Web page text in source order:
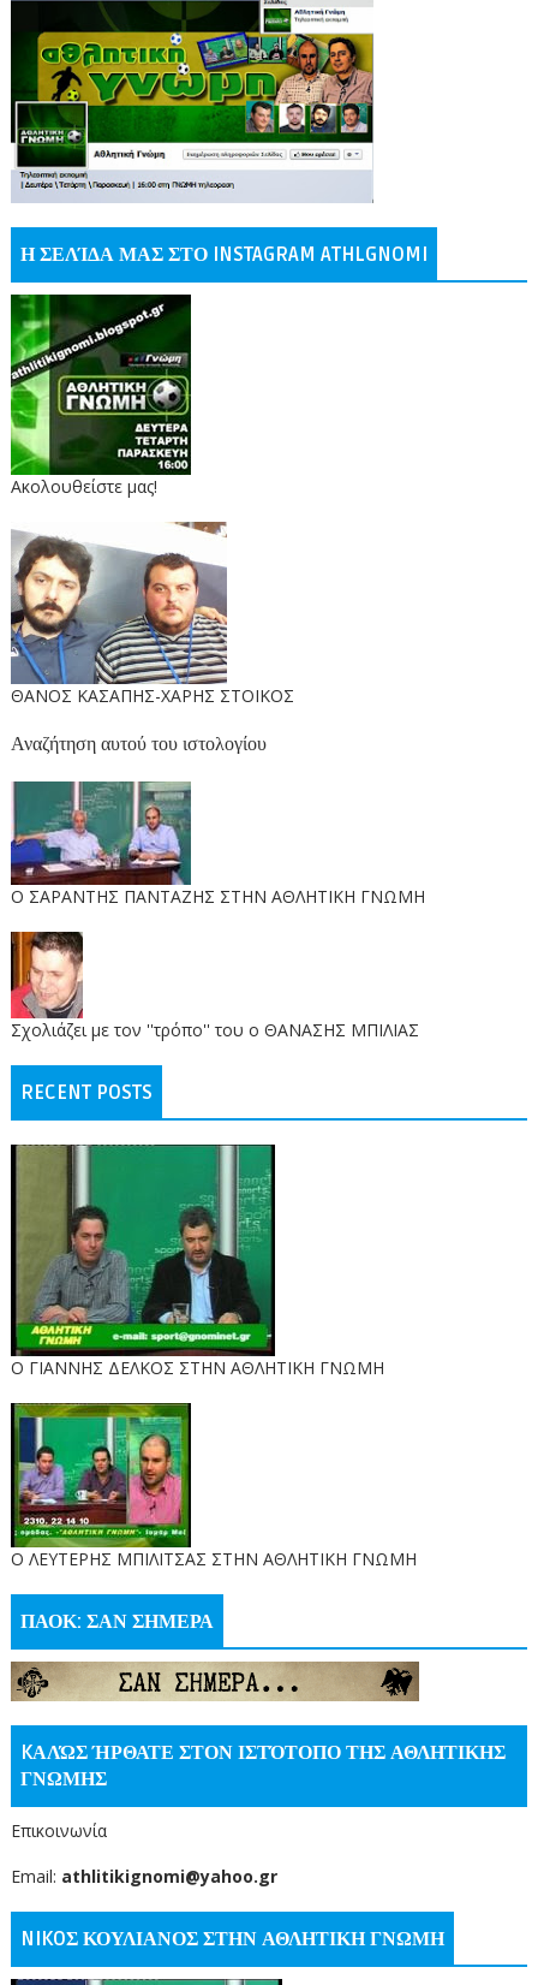
Η ΣΕΛΊΔΑ ΜΑΣ ΣΤΟ INSTAGRAM ATHLGNOMI
Ακολουθείστε μας!
ΘΑΝΟΣ ΚΑΣΑΠΗΣ-ΧΑΡΗΣ ΣΤΟΙΚΟΣ
Αναζήτηση αυτού του ιστολογίου
O ΣΑΡΑΝΤΗΣ ΠΑΝΤΑΖΗΣ ΣΤΗΝ ΑΘΛΗΤΙΚΗ ΓΝΩΜΗ
Σχολιάζει με τον ''τρόπο'' του ο ΘΑΝΑΣΗΣ ΜΠΙΛΙΑΣ
RECENT POSTS
Ο ΓΙΑΝΝΗΣ ΔΕΛΚΟΣ ΣΤΗΝ ΑΘΛΗΤΙΚΗ ΓΝΩΜΗ
O ΛΕΥΤΕΡΗΣ ΜΠΙΛΙΤΣΑΣ ΣΤΗΝ ΑΘΛΗΤΙΚΗ ΓΝΩΜΗ
ΠΑΟΚ: ΣΑΝ ΣΗΜΕΡΑ
KΑΛΏΣ ΉΡΘΑΤΕ ΣΤΟΝ ΙΣΤΌΤΟΠΟ ΤΗΣ ΑΘΛΗΤΙΚΗΣ
ΓΝΩΜΗΣ
Επικοινωνία
Email: athlitikignomi@yahoo.gr
NIKOΣ ΚΟΥΛΙΑΝΟΣ ΣΤΗΝ ΑΘΛΗΤΙΚΗ ΓΝΩΜΗ